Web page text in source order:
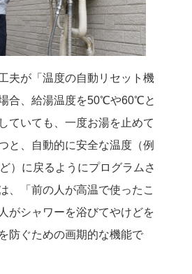
夫が「温度の自動リセット機
合、給湯温度を50℃や60℃と
ていても、一度お湯を止めて
と、自動的に安全な温度（例
）に戻るようにプログラムさ
、「前の人が高温で使ったこ
がシャワーを浴びてやけどを
防ぐための画期的な機能で